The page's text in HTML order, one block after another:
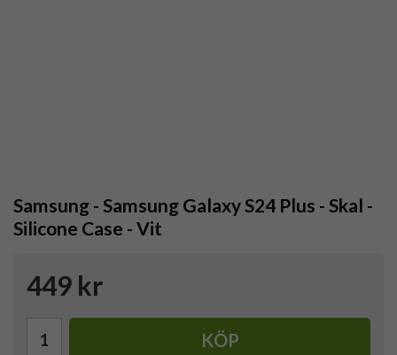
Samsung - Samsung Galaxy S24 Plus - Skal -
Silicone Case - Vit
449 kr
KÖP